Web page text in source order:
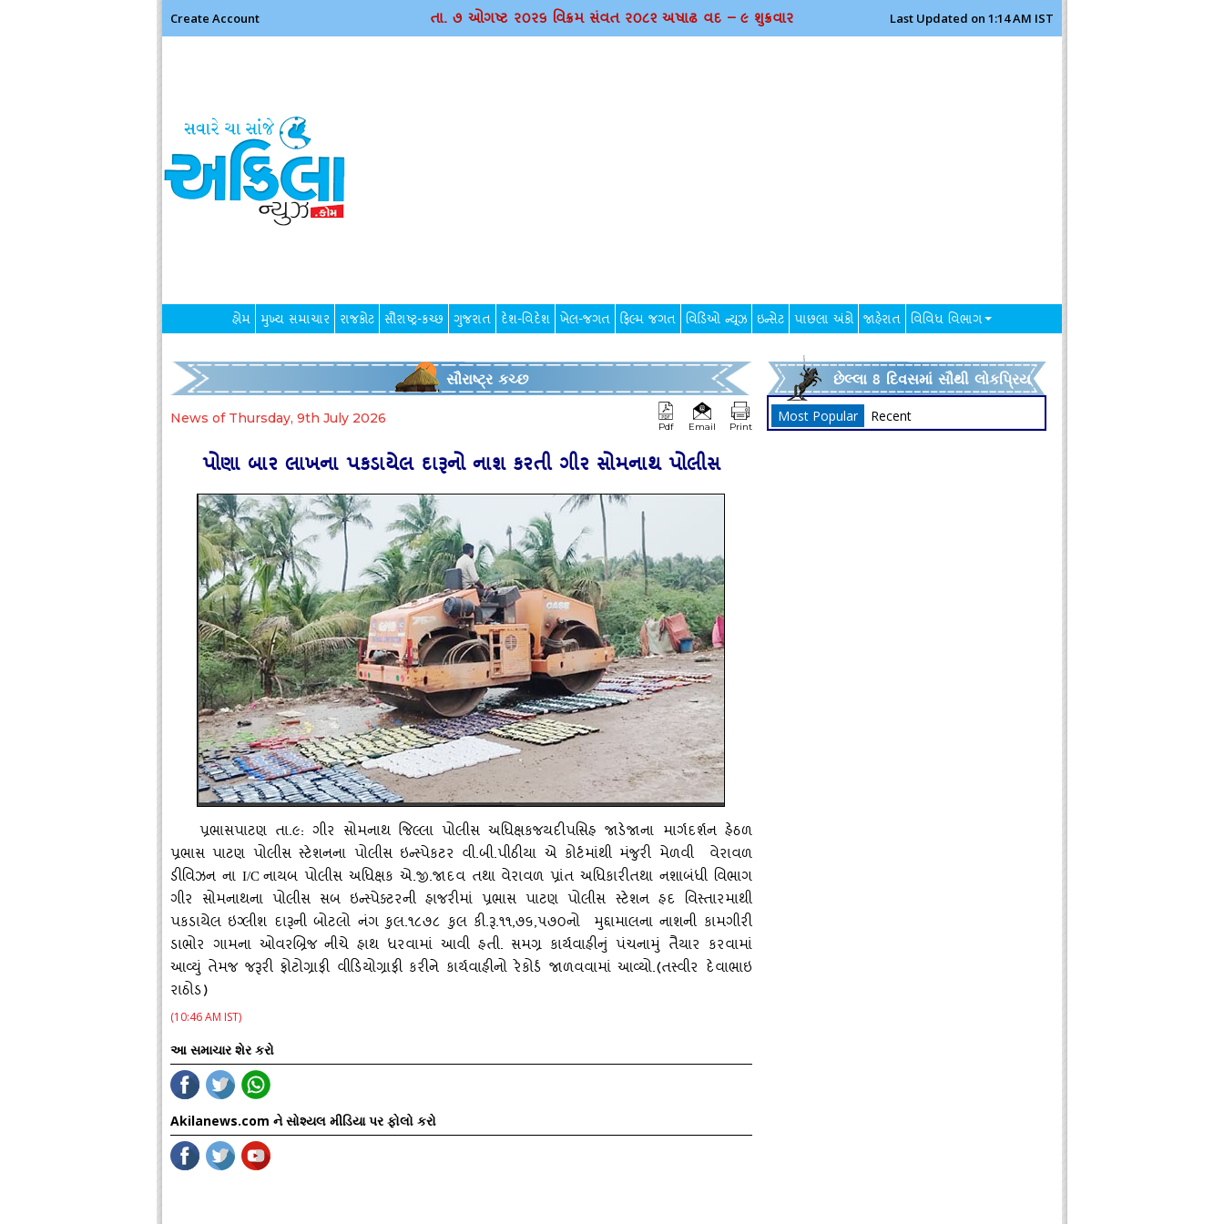
Create Account તા. ૭ ઓગષ્ટ ર૦ર૬ વિક્રમ સંવત ર૦૮૨ અષાઢ વદ – ૯ શુક્રવાર Last Updated on 1:14 AM IST
હોમ મુખ્ય સમાચાર રાજકોટ સૌરાષ્ટ્ર-કચ્છ ગુજરાત દેશ-વિદેશ ખેલ-જગત ફિલ્મ જગત વિડિઓ ન્યૂઝ ઇન્સેટ પાછલા અંકો જાહેરાત વિવિધ વિભાગ
સૌરાષ્ટ્ર કચ્છ
News of Thursday, 9th July 2026
Pdf Email Print
પોણા બાર લાખના પકડાયેલ દારૂનો નાશ કરતી ગીર સોમનાથ પોલીસ
પ્રભાસપાટણ તા.૯: ગીર સોમનાથ જિલ્‍લા પોલીસ અધિક્ષકજયદીપસિહ જાડેજાના માર્ગદર્શન હેઠળ
પ્રભાસ પાટણ પોલીસ સ્‍ટેશનના પોલીસ ઇન્‍સ્‍પેકટર વી.બી.પીઠીયા એ કોર્ટમાંથી મંજુરી મેળવી વેરાવળ
ડીવિઝન ના I/Cનાયબ પોલીસ અધિક્ષક એ.જી.જાદવ તથા વેરાવળ પ્રાંત અધિકારીતથા નશાબંધી વિભાગ
ગીર સોમનાથના પોલીસ સબ ઇન્‍સ્‍પેક્‍ટરની હાજરીમાં પ્રભાસ પાટણ પોલીસ સ્‍ટેશન હદ વિસ્‍તારમાથી
પકડાયેલ ઇગ્‍લીશ દારૂની બોટલો નંગ કુલ.૧૮૭૮ કુલ કી.રૂ.૧૧,૭૬,૫૭૦નો મુદ્દામાલના નાશની કામગીરી
ડાભોર ગામના ઓવરબ્રિજ નીચે હાથ ધરવામાં આવી હતી. સમગ્ર કાર્યવાહીનું પંચનામું તૈયાર કરવામાં
આવ્‍યું તેમજ જરૂરી ફોટોગ્રાફી વીડિયોગ્રાફી કરીને કાર્યવાહીનો રેકોર્ડ જાળવવામાં આવ્‍યો.(તસ્‍વીર દેવાભાઇ
રાઠોડ)
(10:46 AM IST)
આ સમાચાર શેર કરો
Akilanews.com ને સોશ્યલ મીડિયા પર ફોલો કરો
છેલ્લા 8 દિવસમાં સૌથી લોકપ્રિય
Most Popular Recent